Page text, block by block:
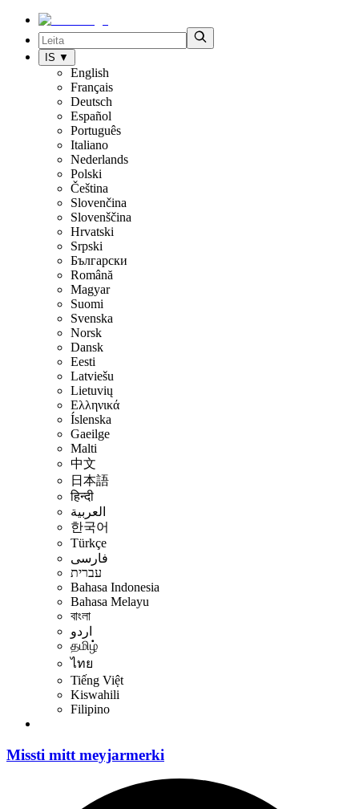
IS ▼
English
Français
Deutsch
Español
Português
Italiano
Nederlands
Polski
Čeština
Slovenčina
Slovenščina
Hrvatski
Srpski
Български
Română
Magyar
Suomi
Svenska
Norsk
Dansk
Eesti
Latviešu
Lietuvių
Ελληνικά
Íslenska
Gaeilge
Malti
中文
日本語
हिन्दी
العربية
한국어
Türkçe
فارسی
עברית
Bahasa Indonesia
Bahasa Melayu
বাংলা
اردو
தமிழ்
ไทย
Tiếng Việt
Kiswahili
Filipino
Missti mitt meyjarmerki